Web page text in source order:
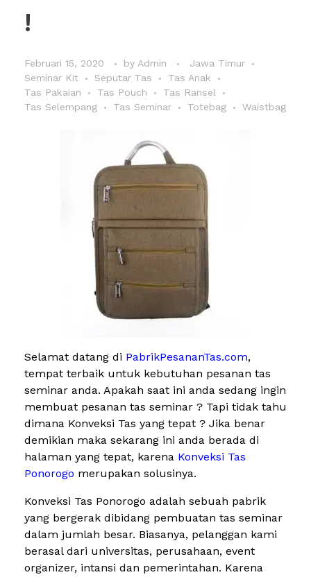
!
Februari 15, 2020 by Admin
Jawa Timur
Seminar Kit
Seputar Tas
Tas Anak
Tas Pakaian
Tas Pouch
Tas Ransel
Tas Selempang
Tas Seminar Totebag Waistbag
Selamat datang di PabrikPesananTas.com,
tempat terbaik untuk kebutuhan pesanan tas
seminar anda. Apakah saat ini anda sedang ingin
membuat pesanan tas seminar ? Tapi tidak tahu
dimana Konveksi Tas yang tepat ? Jika benar
demikian maka sekarang ini anda berada di
halaman yang tepat, karena Konveksi Tas
Ponorogo merupakan solusinya.
Konveksi Tas Ponorogo adalah sebuah pabrik
yang bergerak dibidang pembuatan tas seminar
dalam jumlah besar. Biasanya, pelanggan kami
berasal dari universitas, perusahaan, event
organizer, intansi dan pemerintahan. Karena